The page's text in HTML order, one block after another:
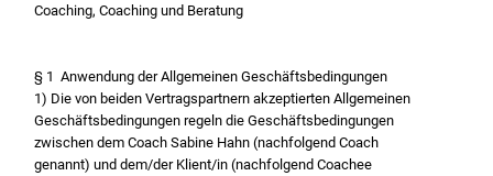
Coaching, Coaching und Beratung
§ 1 Anwendung der Allgemeinen Geschäftsbedingungen
1) Die von beiden Vertragspartnern akzeptierten Allgemeinen
Geschäftsbedingungen regeln die Geschäftsbedingungen
zwischen dem Coach Sabine Hahn (nachfolgend Coach
genannt) und dem/der Klient/in (nachfolgend Coachee